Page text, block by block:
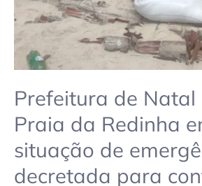
Prefeitura de Natal
Praia da Redinha
situação de
decretada para
situação
de
emergência
decretada
para
contenção
de
erosão